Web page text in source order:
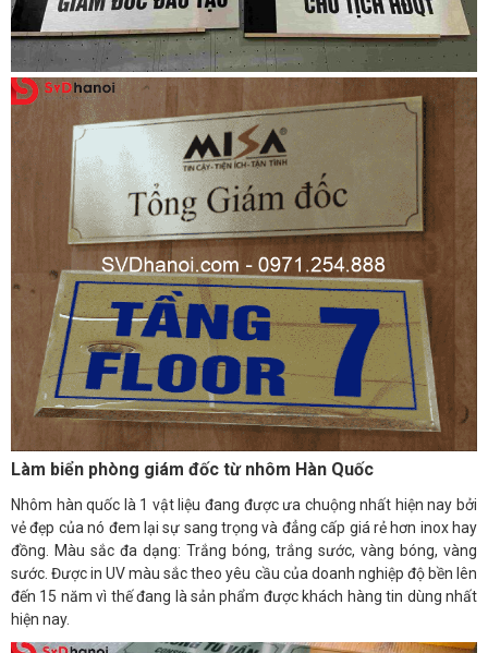
Làm biển phòng giám đốc từ nhôm Hàn Quốc
Nhôm hàn quốc là 1 vật liệu đang được ưa chuộng nhất hiện nay bởi
vẻ đẹp của nó đem lại sự sang trọng và đẳng cấp giá rẻ hơn inox hay
đồng. Màu sắc đa dạng: Trắng bóng, trắng sước, vàng bóng, vàng
sước. Được in UV màu sắc theo yêu cầu của doanh nghiệp độ bền lên
đến 15 năm vì thế đang là sản phẩm được khách hàng tin dùng nhất
hiện nay.